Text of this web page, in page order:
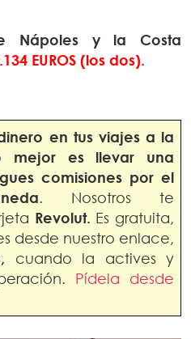
Nápoles y la Costa
EUROS (los dos).
en tus viajes a la
mejor es llevar una
comisiones por el
. Nosotros te
Revolut. Es gratuita,
desde nuestro enlace,
cuando la actives y
Pídela desde